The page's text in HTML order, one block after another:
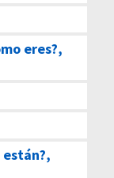
eres?,
están?,